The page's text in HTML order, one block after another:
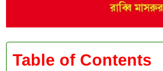
Table of Contents